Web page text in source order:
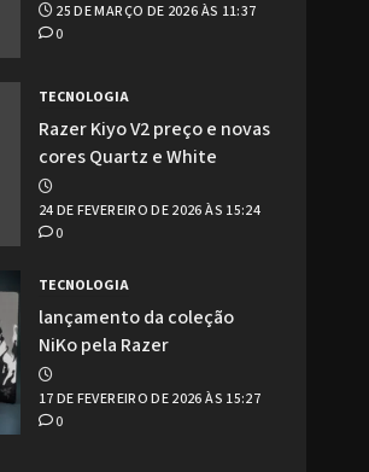
25 DE MARÇO DE 2026 ÀS 11:37
0
TECNOLOGIA
Razer Kiyo V2 preço e novas
cores Quartz e White
24 DE FEVEREIRO DE 2026 ÀS 15:24
0
TECNOLOGIA
lançamento da coleção
NiKo pela Razer
17 DE FEVEREIRO DE 2026 ÀS 15:27
0